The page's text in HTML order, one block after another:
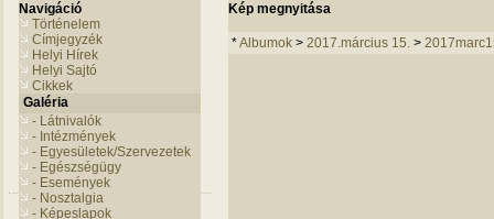
Navigáció
Történelem
Címjegyzék
Helyi Hírek
Helyi Sajtó
Cikkek
Galéria
- Látnivalók
- Intézmények
- Egyesületek/Szervezetek
- Egészségügy
- Események
- Nosztalgia
- Képeslapok
Kép megnyitása
*Albumok > 2017.március 15. >